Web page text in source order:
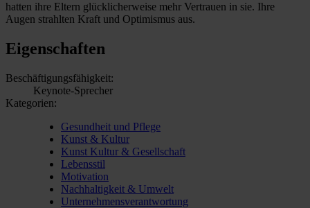
hatten ihre Eltern glücklicherweise mehr Vertrauen in sie. Ihre
Augen strahlten Kraft und Optimismus aus.
Eigenschaften
Beschäftigungsfähigkeit:
Keynote-Sprecher
Kategorien:
Gesundheit und Pflege
Kunst & Kultur
Kunst Kultur & Gesellschaft
Lebensstil
Motivation
Nachhaltigkeit & Umwelt
Unternehmensverantwortung